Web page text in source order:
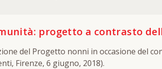
anche provenendo da famiglie in
sono l’aver frequentato un asilo
(+167%) o caratterizzata da relazioni
progetto a contrasto
del Progetto nonni in occasione del
(Istituto degli Innocenti, Firenze, 6 giugno, 2018).